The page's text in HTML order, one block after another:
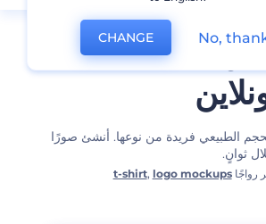
الطبيعي فريدة من نوعها. أنشئ صورًا
ثوانٍ.
رواجًا t-shirt, logo mockups
CHANGE No,